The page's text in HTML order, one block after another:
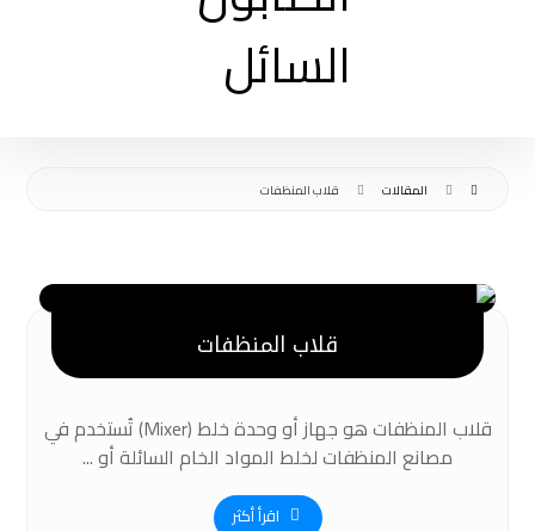
المقالات قلاب المنظفات
قلاب المنظفات
قلاب المنظفات هو جهاز أو وحدة خلط (Mixer) تُستخدم في
مصانع المنظفات لخلط المواد الخام السائلة أو ...
اقرأ أكثر